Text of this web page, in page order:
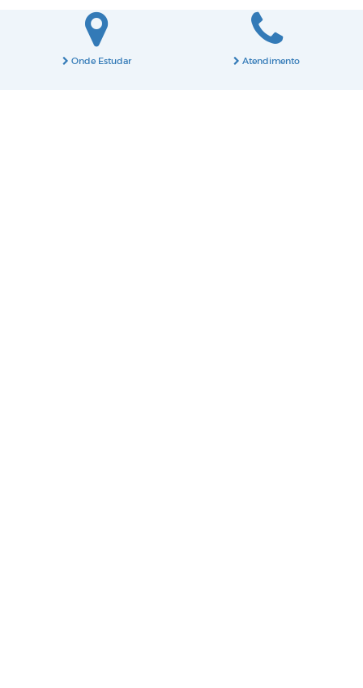
Onde Estudar Atendimento